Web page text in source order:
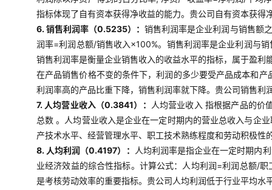
指标体现了自有资本获得净收益的能力。贵公司自有资本获
6. 销售利润率（0.5235）：销售利润率是企业利润与销售额
润率=利润总额/销售收入×100%。销售利润率是企业利润与
销售利润率是衡量企业销售收入的收益水平的指标，属于盈利
在产品销售价格不变的条件下，利润的多少要受产品成本和
利润率高的产品比重下降，销售利润率就下降。贵公司销售
7. 人均营业收入（0.3841）：
人均营业收入 指根据产品的价
总数 。人均营业收入是企业在一定时期内的营业总收入与企
产技术水平、经营管理水平、职工技术熟练程度和劳动积极
8. 人均利润（0.4197）：
人均利润率是指企业在一定时期内
业经济效益的综合性指标。计算公式：人均利润=利润总额/
是考核劳动效率的重要指标。贵公司人均利润低于行业平均